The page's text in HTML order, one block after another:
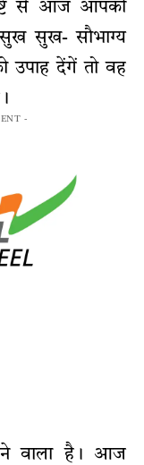
से आज आपकी
सुख- सौभाग्य
उपाह देंगें तो वह
-
वाला है। आज